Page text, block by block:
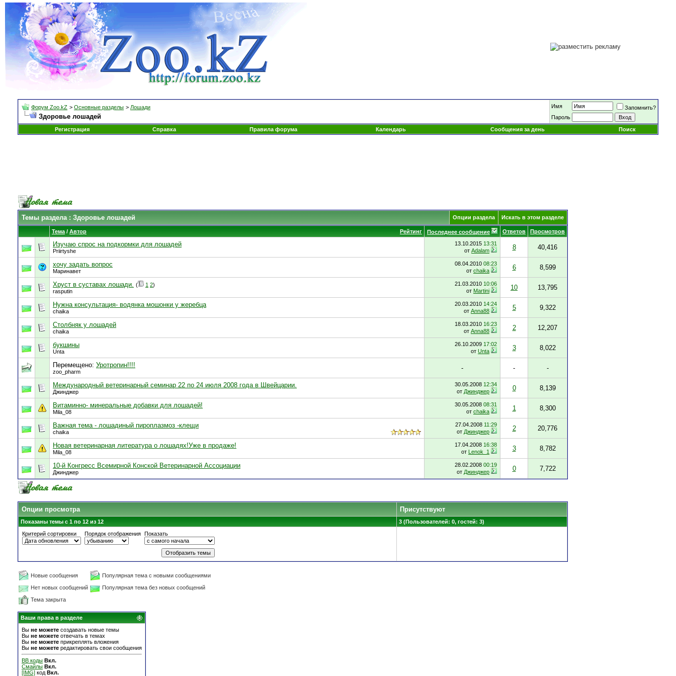
Форум Zoo.kZ > Основные разделы > Лошади
Здоровье лошадей
Имя
Запомнить?
Пароль
Регистрация
Справка Правила форума Календарь Сообщения за день Поиск
Темы раздела: Здоровье лошадей Опции раздела Искать в этом разделе
Рейтинг
Тема / Автор Последнее сообщение Ответов Просмотров
Изучаю спрос на подкормки для лошадей
Priirtyshe
13.10.2015 13:31
от Adalam 8 40,416
хочу задать вопрос
Маринавет
08.04.2010 08:23
от chaika 6 8,599
Хруст в суставах лошади. ( 1 2)
rasputin
21.03.2010 10:06
от Martini 10 13,795
Нужна консультация- водянка мошонки у жеребца
chaika
20.03.2010 14:24
от Anna88 5 9,322
Столбняк у лошадей
chaika
18.03.2010 16:23
от Anna88 2 12,207
букшины
Unta
26.10.2009 17:02
от Unta 3 8,022
Перемещено: Уротропин!!!!
zoo_pharm - - -
Международный ветеринарный семинар 22 по 24 июля 2008 года в Швейцарии.
Джинджер
30.05.2008 12:34
от Джинджер 0 8,139
Витаминно- минеральные добавки для лошадей!
Mila_08
30.05.2008 08:31
от chaika 1 8,300
Важная тема - лошадиный пироплазмоз -клещи
chaika
27.04.2008 11:29
от Джинджер 2 20,776
Новая ветеринарная литература о лошадях!Уже в продаже!
Mila_08
17.04.2008 16:38
от Lenok_1 3 8,782
10-й Конгресс Всемирной Конской Ветеринарной Ассоциации
Джинджер
28.02.2008 00:19
от Джинджер 0 7,722
Опции просмотра Присутствуют
Показаны темы с 1 по 12 из 12
3 (Пользователей: 0, гостей: 3)
Критерий сортировки
Порядок отображения Показать
Новые сообщения
Популярная тема с новыми сообщениями
Нет новых сообщений
Популярная тема без новых сообщений
Тема закрыта
Ваши права в разделе
Вы не можете создавать новые темы
Вы не можете отвечать в темах
Вы не можете прикреплять вложения
Вы не можете редактировать свои сообщения
BB коды Вкл.
Смайлы Вкл.
[IMG] код Вкл.